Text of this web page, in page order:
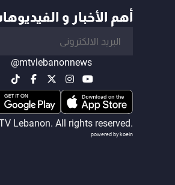
أهم الأخبار و
@mtvlebanonnews
Lebanon. All rights reserved.
powered by koein